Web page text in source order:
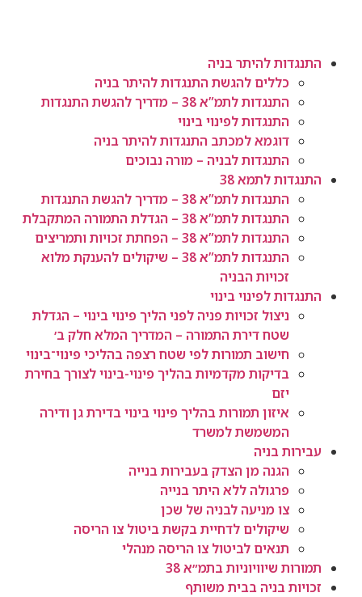
התנגדות להיתר בניה
כללים להגשת התנגדות להיתר בניה
התנגדות לתמ”א 38 – מדריך להגשת התנגדות
התנגדות לפינוי בינוי
דוגמא למכתב התנגדות להיתר בניה
התנגדות לבניה – מורה נבוכים
התנגדות לתמא 38
התנגדות לתמ”א 38 – מדריך להגשת התנגדות
התנגדות לתמ”א 38 – הגדלת התמורה המתקבלת
התנגדות לתמ”א 38 – הפחתת זכויות ותמריצים
התנגדות לתמ”א 38 – שיקולים להענקת מלוא
זכויות הבניה
התנגדות לפינוי בינוי
ניצול זכויות פניה לפני הליך פינוי בינוי – הגדלת
שטח דירת התמורה – המדריך המלא חלק ב׳
חישוב תמורות לפי שטח רצפה בהליכי פינוי־בינוי
בדיקות מקדמיות בהליך פינוי-בינוי לצורך בחירת
יזם
איזון תמורות בהליך פינוי בינוי בדירת גן ודירה
המשמשת למשרד
עבירות בניה
הגנה מן הצדק בעבירות בנייה
פרגולה ללא היתר בנייה
צו מניעה לבניה של שכן
שיקולים לדחיית בקשת ביטול צו הריסה
תנאים לביטול צו הריסה מנהלי
תמורות שיוויוניות בתמ״א 38
זכויות בניה בבית משותף